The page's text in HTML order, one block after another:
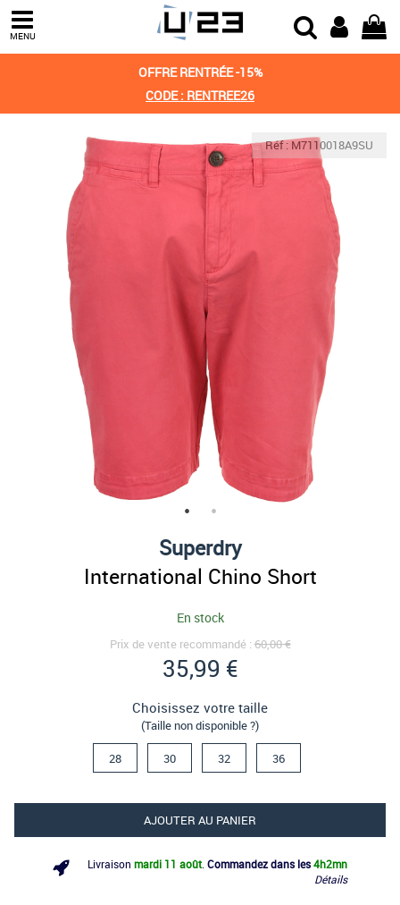
MENU
OFFRE RENTRÉE -15%
CODE : RENTREE26
Réf : M7110018A9SU
Superdry
International Chino Short
En stock
Prix de vente recommandé :60,00 €
35,99 €
Choisissez votre taille
(Taille non disponible ?)
28 30 32 36
AJOUTER AU PANIER
Livraison mardi 11 août Commandez dans les4h2mn
Détails